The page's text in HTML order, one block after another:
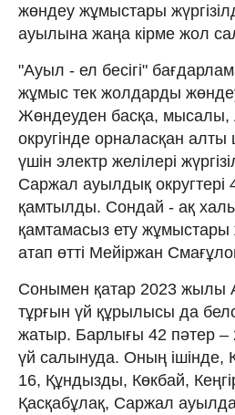
жөндеу жұмыстары
ауылына жаңа кірме жол
"Ауыл - ел бесігі"
жұмыс тек жолдарды
Жөндеуден басқа, мысалы,
округінде орналасқан
үшін электр желілері
Саржал ауылдық округтері
қамтылды. Сондай - ақ
қамтамасыз ету жұмыстары
атап өтті Мейіржан
Сонымен қатар 2023 жылы
тұрғын үй құрылысы да
жатыр. Барлығы 42 пәтер –
үй салынуда. Оның ішінде,
16, Құндызды, Көкбай,
Қасқабұлақ, Саржал